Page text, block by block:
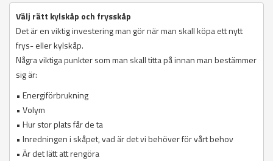
Välj rätt kylskåp och frysskåp
Det är en viktig investering man gör när man skall köpa ett nytt
frys- eller kylskåp.
Några viktiga punkter som man skall titta på innan man bestämmer
sig är:
• Energiförbrukning
• Volym
• Hur stor plats får de ta
• Inredningen i skåpet, vad är det vi behöver för vårt behov
• Är det lätt att rengöra